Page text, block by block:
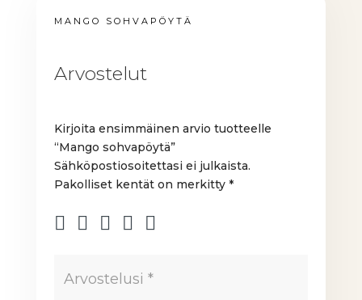
MANGO SOHVAPÖYTÄ
Arvostelut
Kirjoita ensimmäinen arvio tuotteelle
“Mango sohvapöytä”
Sähköpostiosoitettasi ei julkaista.
Pakolliset kentät on merkitty*